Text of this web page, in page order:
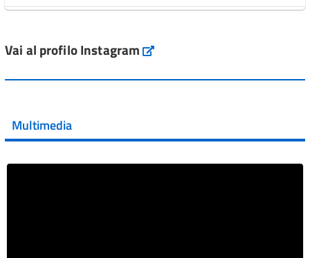
Vai al post →
Vai al post →
Vai al profilo Instagram Instagram
Multimedia